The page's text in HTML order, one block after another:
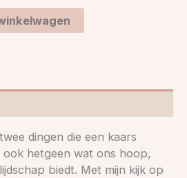
dingen die een kaars
hetgeen wat ons hoop,
biedt. Met mijn kijk op